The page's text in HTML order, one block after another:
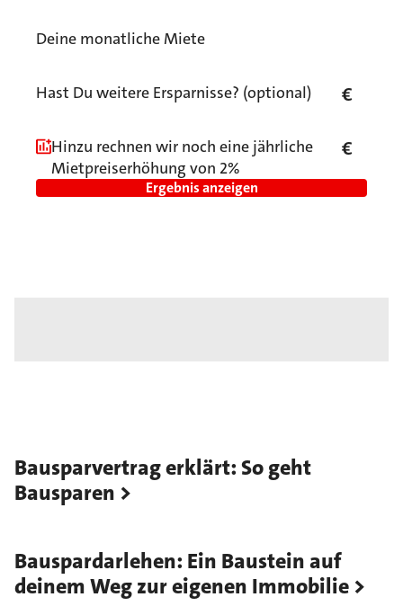
Deine monatliche Miete
€
Hast Du weitere Ersparnisse? (optional)
€
Hinzu rechnen wir noch eine jährliche
Mietpreiserhöhung von 2%
Ergebnis anzeigen
Bausparvertrag erklärt: So geht
Bausparen
Bauspardarlehen: Ein Baustein auf
deinem Weg zur eigenen Immobilie